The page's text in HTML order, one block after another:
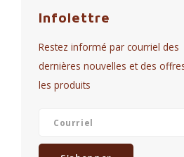
Infolettre
Restez informé par courriel des
dernières nouvelles et des
les produits